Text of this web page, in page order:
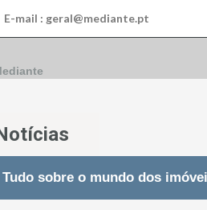
E-mail : geral@mediante.pt
Tudo sobre o mundo dos